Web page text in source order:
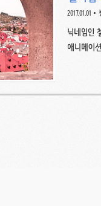
2017.01.01
닉네임인
애니메이
프니 듀
하게 생